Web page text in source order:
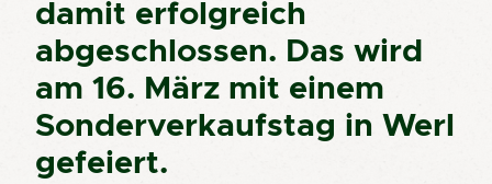
damit erfolgreich
abgeschlossen. Das wird
am 16. März mit einem
Sonderverkaufstag in Werl
gefeiert.